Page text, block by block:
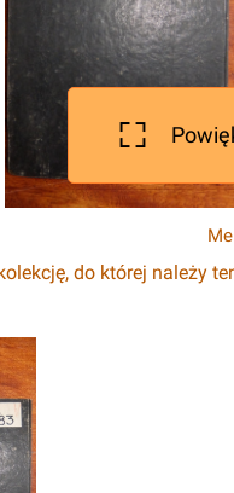
do której należy